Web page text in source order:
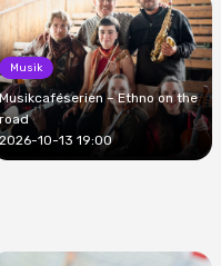
Musik
Musikcaféserien – Ethno on the
road
2026-10-13 19:00